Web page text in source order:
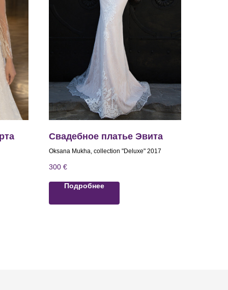
Свадебное платье Эвита
Oksana Mukha, collection "Deluxe" 2017
300 €
Подробнее